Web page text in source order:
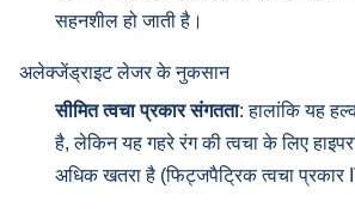
सहनशील हो जाती है।
अलेक्जेंड्राइट लेजर के नुकसान
सीमित त्वचा प्रकार संगतता: हालांकि यह
है, लेकिन यह गहरे रंग की त्वचा के लिए
अधिक खतरा है (फिट्जपैट्रिक त्वचा